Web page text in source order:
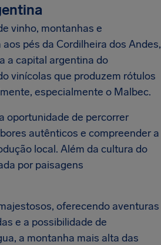
vinho, montanhas e
pés da Cordilheira dos Andes,
a capital argentina do
vinícolas que produzem rótulos
especialmente o Malbec.
oportunidade de percorrer
autênticos e compreender a
local. Além da cultura do
por paisagens
oferecendo aventuras
e a possibilidade de
a montanha mais alta das